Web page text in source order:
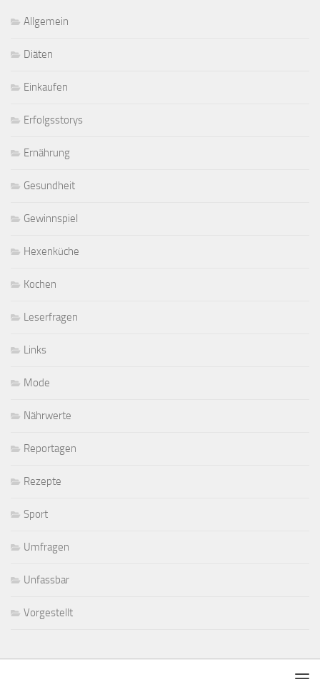
Allgemein
Diäten
Einkaufen
Erfolgsstorys
Ernährung
Gesundheit
Gewinnspiel
Hexenküche
Kochen
Leserfragen
Links
Mode
Nährwerte
Reportagen
Rezepte
Sport
Umfragen
Unfassbar
Vorgestellt